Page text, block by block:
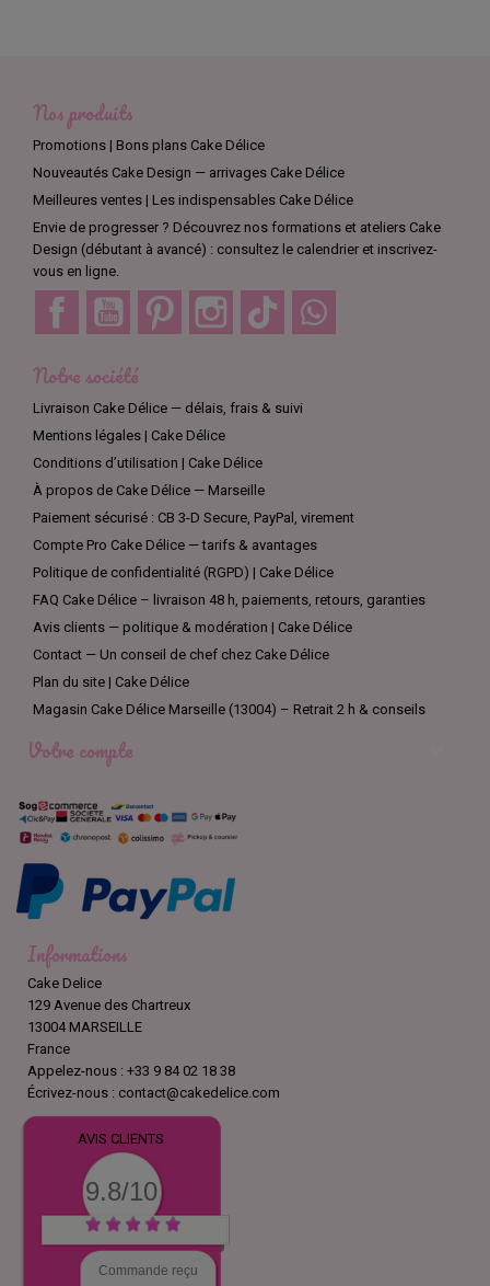
Nos produits
Promotions | Bons plans Cake Délice
Nouveautés Cake Design — arrivages Cake Délice
Meilleures ventes | Les indispensables Cake Délice
Envie de progresser ? Découvrez nos formations et ateliers Cake
Design (débutant à avancé) : consultez le calendrier et inscrivez-
vous en ligne.
Facebook YouTube Pinterest Instagram TikTok
Notre société
Livraison Cake Délice — délais, frais & suivi
Mentions légales | Cake Délice
Conditions d’utilisation | Cake Délice
À propos de Cake Délice — Marseille
Paiement sécurisé : CB 3-D Secure, PayPal, virement
Compte Pro Cake Délice — tarifs & avantages
Politique de confidentialité (RGPD) | Cake Délice
FAQ Cake Délice – livraison 48 h, paiements, retours, garanties
Avis clients — politique & modération | Cake Délice
Contact — Un conseil de chef chez Cake Délice
Plan du site | Cake Délice
Magasin Cake Délice Marseille (13004) – Retrait 2 h & conseils
Votre compte
Informations
Cake Delice
129 Avenue des Chartreux
13004 MARSEILLE
France
Appelez-nous : +33 9 84 02 18 38
Écrivez-nous : contact@cakedelice.com
AVIS CLIENTS
9.8/10
Commande reçu